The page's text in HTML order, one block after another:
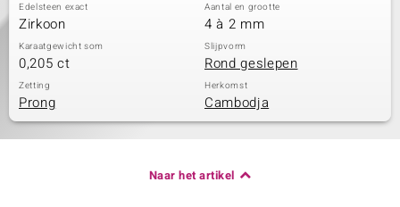
Edelsteen exact
Zirkoon
Aantal en grootte
4 à 2 mm
Karaatgewicht som
0,205 ct
Slijpvorm
Rond geslepen
Zetting
Prong
Herkomst
Cambodja
Naar het artikel